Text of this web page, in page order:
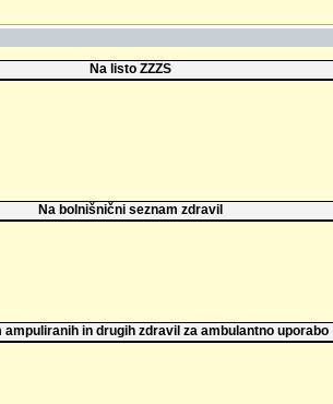
Na listo ZZZS
Na bolnišnični seznam zdravil
ampuliranih in drugih zdravil za ambulantno uporabo